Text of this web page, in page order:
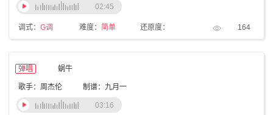
调式： G调 难度： 简单 还原度： 164
02:45
弹唱 蜗牛
歌手：周杰伦 制谱：九月一
03:16